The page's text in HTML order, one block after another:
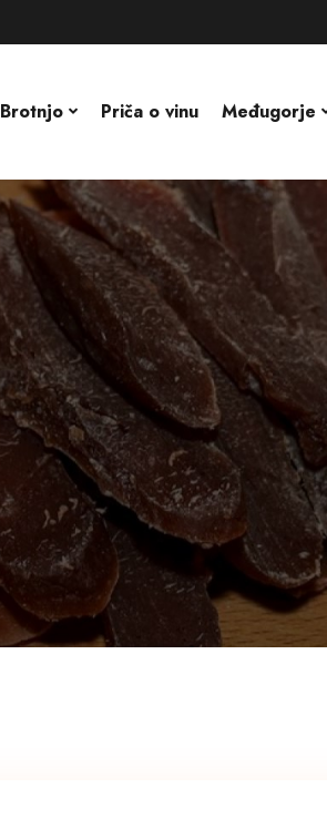
Brotnjo Priča o vinu Međugorje